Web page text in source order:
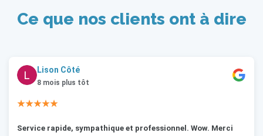
Ce que nos clients ont à dire
Lison Côté
8 mois plus tôt
★★★★★
Service rapide, sympathique et professionnel. Wow. Merci